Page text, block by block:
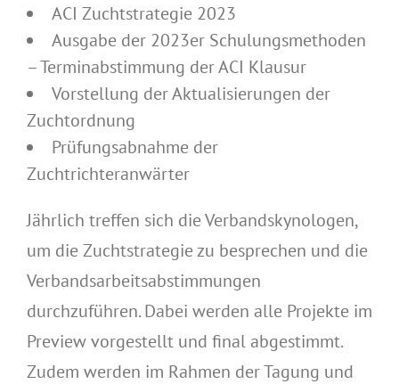
ACI Zuchtstrategie 2023
Ausgabe der 2023er Schulungsmethoden
– Terminabstimmung der ACI Klausur
Vorstellung der Aktualisierungen der
Zuchtordnung
Prüfungsabnahme der
Zuchtrichteranwärter
Jährlich treffen sich die Verbandskynologen,
um die Zuchtstrategie zu besprechen und die
Verbandsarbeitsabstimmungen
durchzuführen. Dabei werden alle Projekte im
Preview vorgestellt und final abgestimmt.
Zudem werden im Rahmen der Tagung und